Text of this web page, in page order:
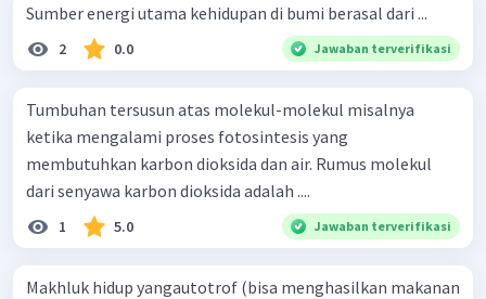
Sumber energi utama kehidupan di bumi berasal dari ...
2 0.0 Jawaban terverifikasi
Tumbuhan tersusun atas molekul-molekul misalnya
ketika mengalami proses fotosintesis yang
membutuhkan karbon dioksida dan air. Rumus molekul
dari senyawa karbon dioksida adalah ....
1 5.0 Jawaban terverifikasi
Makhluk hidup yangautotrof (bisa menghasilkan makanan